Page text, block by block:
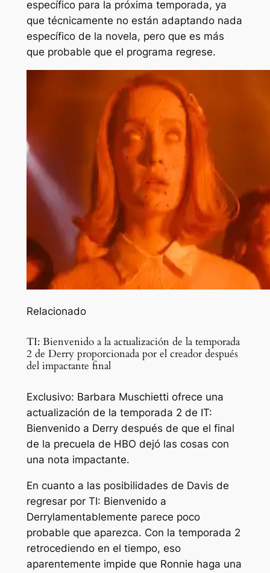
específico para la próxima temporada, ya
que técnicamente no están adaptando nada
específico de la novela, pero que es más
que probable que el programa regrese.
Relacionado
TI: Bienvenido a la actualización de la temporada
2 de Derry proporcionada por el creador después
del impactante final
Exclusivo: Barbara Muschietti ofrece una
actualización de la temporada 2 de IT:
Bienvenido a Derry después de que el final
de la precuela de HBO dejó las cosas con
una nota impactante.
En cuanto a las posibilidades de Davis de
regresar por TI: Bienvenido a
Derrylamentablemente parece poco
probable que aparezca. Con la temporada 2
retrocediendo en el tiempo, eso
aparentemente impide que Ronnie haga una